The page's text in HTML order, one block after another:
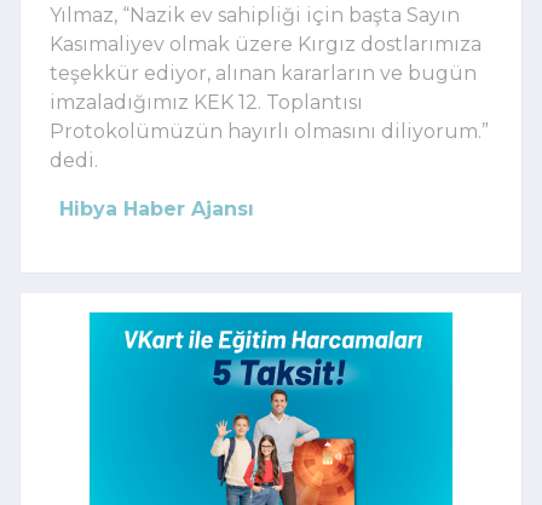
Yılmaz, “Nazik ev sahipliği için başta Sayın
Kasımaliyev olmak üzere Kırgız dostlarımıza
teşekkür ediyor, alınan kararların ve bugün
imzaladığımız KEK 12. Toplantısı
Protokolümüzün hayırlı olmasını diliyorum.”
dedi.
Hibya Haber Ajansı